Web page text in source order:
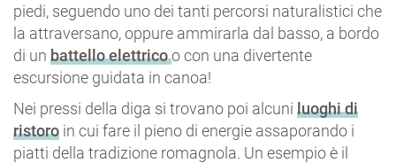
piedi, seguendo uno dei tanti percorsi naturalistici che
la attraversano, oppure ammirarla dal basso, a bordo
di un battello elettricoo con una divertente
escursione guidata in canoa!
Nei pressi della diga si trovano poi alcuni luoghi di
ristoro in cui fare il pieno di energie assaporando i
piatti della tradizione romagnola. Un esempio è il